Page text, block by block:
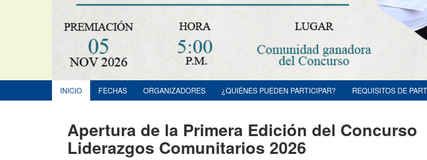
INICIO FECHAS ORGANIZADORES ¿QUIÉNES PUEDEN PARTICIPAR? REQUISITOS DE
Apertura de la Primera Edición del Concurso
Liderazgos Comunitarios 2026